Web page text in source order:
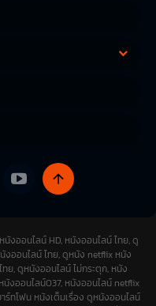
นังออนไลน์ HD, หนังออนไลน์ ไทย, ดู
งออนไลน์ ไทย, ดูหนัง netflix หนัง
ย, ดูหนังออนไลน์ ไม่กระตุก, หนัง
นังออนไลน์037, หนังออนไลน์ netflix
ร์ทโฟน หนังเต็มเรื่อง ดูหนังออนไลน์